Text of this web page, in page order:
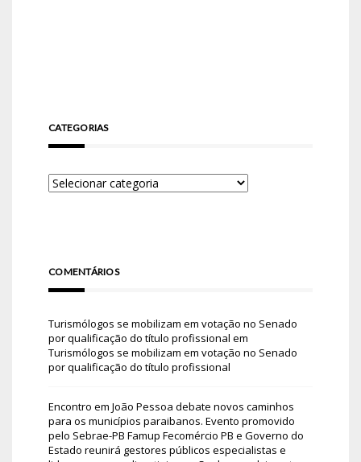
CATEGORIAS
COMENTÁRIOS
Turismólogos se mobilizam em votação no Senado
por qualificação do título profissional em
Turismólogos se mobilizam em votação no Senado
por qualificação do título profissional
Encontro em João Pessoa debate novos caminhos
para os municípios paraibanos. Evento promovido
pelo Sebrae-PB Famup Fecomércio PB e Governo do
Estado reunirá gestores públicos especialistas e